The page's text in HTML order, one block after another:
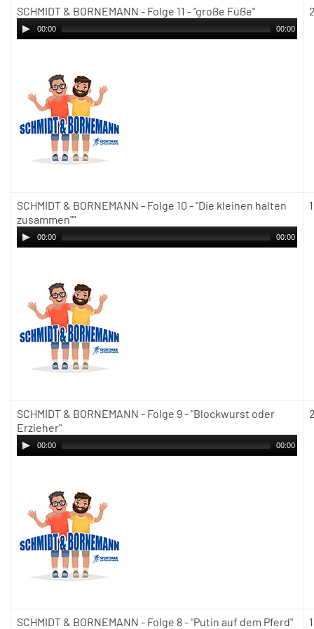
SCHMIDT & BORNEMANN - Folge 11 - "große Füße"
00:00 00:00
SCHMIDT & BORNEMANN - Folge 10 - "Die kleinen halten
zusammen""
00:00 00:00
SCHMIDT & BORNEMANN - Folge 9 - "Blockwurst oder
Erzieher"
00:00 00:00
SCHMIDT & BORNEMANN - Folge 8 - "Putin auf dem Pferd"